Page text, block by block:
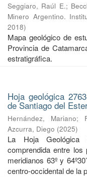
Seggiaro, Raúl E.;
Minero Argentino.
2018)
Mapa geológico de
Provincia de
estratigráfica.
Hoja geológica
de Santiago del
Hernández, Mariano;
Azcurra, Diego (2025)
La Hoja Geológica
comprendida entre
meridianos 63º y
centro-occidental de la